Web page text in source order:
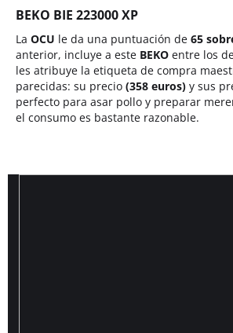
BEKO BIE 223000 XP
La OCU le da una puntuación de 65
anterior, incluye a este BEKO entre los
les atribuye la etiqueta de compra
parecidas: su precio (358 euros) y sus
perfecto para asar pollo y preparar
el consumo es bastante razonable.